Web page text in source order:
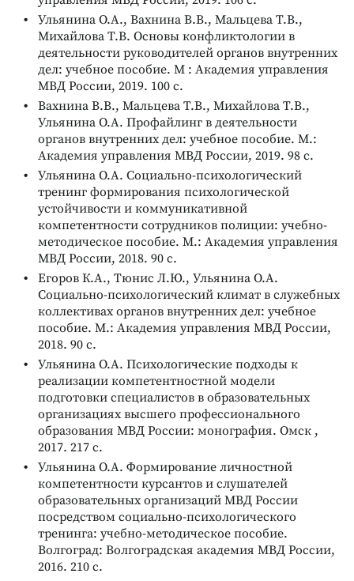
Ульянина О.А., Вахнина В.В., Мальцева Т.В.,
Михайлова Т.В. Основы конфликтологии в
деятельности руководителей органов внутренних
дел: учебное пособие. М : Академия управления
МВД России, 2019. 100 с.
Вахнина В.В., Мальцева Т.В., Михайлова Т.В.,
Ульянина О.А. Профайлинг в деятельности
органов внутренних дел: учебное пособие. М.:
Академия управления МВД России, 2019. 98 с.
Ульянина О.А. Социально-психологический
тренинг формирования психологической
устойчивости и коммуникативной
компетентности сотрудников полиции: учебно-
методическое пособие. М.: Академия управления
МВД России, 2018. 90 с.
Егоров К.А., Тюнис Л.Ю., Ульянина О.А.
Социально-психологический климат в служебных
коллективах органов внутренних дел: учебное
пособие. М.: Академия управления МВД России,
2018. 90 с.
Ульянина О.А. Психологические подходы к
реализации компетентностной модели
подготовки специалистов в образовательных
организациях высшего профессионального
образования МВД России: монография. Омск ,
2017. 217 с.
Ульянина О.А. Формирование личностной
компетентности курсантов и слушателей
образовательных организаций МВД России
посредством социально-психологического
тренинга: учебно-методическое пособие.
Волгоград: Волгоградская академия МВД России,
2016. 210 с.